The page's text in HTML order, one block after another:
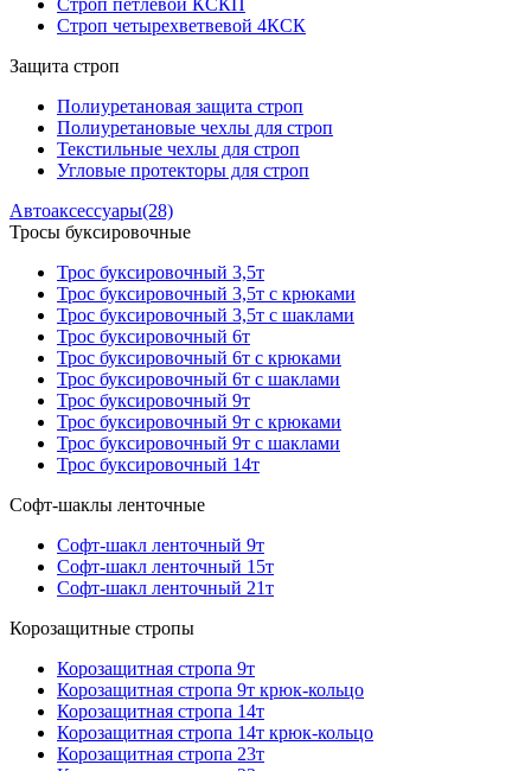
Строп петлевой КСКП
Строп четырехветвевой 4КСК
Защита строп
Полиуретановая защита строп
Полиуретановые чехлы для строп
Текстильные чехлы для строп
Угловые протекторы для строп
Автоаксессуары(28)
Тросы буксировочные
Трос буксировочный 3,5т
Трос буксировочный 3,5т с крюками
Трос буксировочный 3,5т с шаклами
Трос буксировочный 6т
Трос буксировочный 6т с крюками
Трос буксировочный 6т с шаклами
Трос буксировочный 9т
Трос буксировочный 9т с крюками
Трос буксировочный 9т с шаклами
Трос буксировочный 14т
Софт-шаклы ленточные
Софт-шакл ленточный 9т
Софт-шакл ленточный 15т
Софт-шакл ленточный 21т
Корозащитные стропы
Корозащитная стропа 9т
Корозащитная стропа 9т крюк-кольцо
Корозащитная стропа 14т
Корозащитная стропа 14т крюк-кольцо
Корозащитная стропа 23т